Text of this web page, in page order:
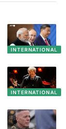
INTERNATIONAL
INTERNATIONAL